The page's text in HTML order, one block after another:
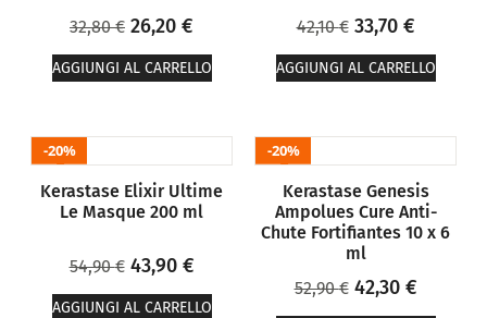
32,80€ 26,20 €
AGGIUNGI AL CARRELLO
42,10€ 33,70 €
AGGIUNGI AL CARRELLO
20%
Kerastase Elixir Ultime
Le Masque 200 ml
54,90€ 43,90 €
AGGIUNGI AL CARRELLO
20%
Kerastase Genesis
Ampolues Cure Anti-
Chute Fortifiantes 10 x 6
ml
52,90€ 42,30 €